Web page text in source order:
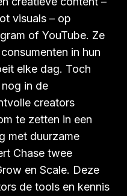
visuals – op
of YouTube. Ze
in hun
elke dag. Toch
in de
creators
te zetten in een
met duurzame
Chase twee
en Scale. Deze
de tools en kennis